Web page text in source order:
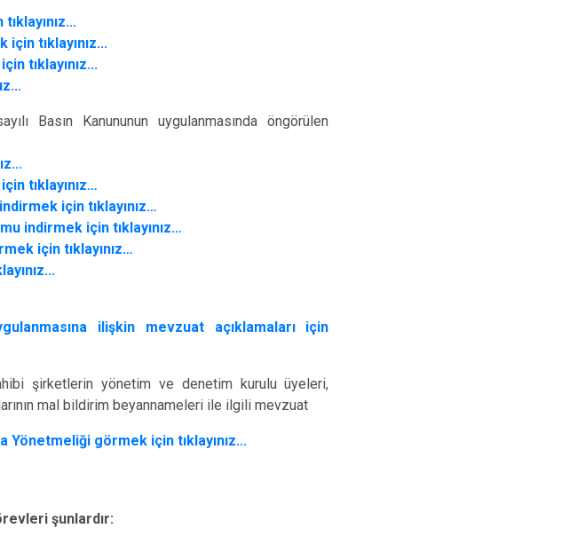
tıklayınız...
tıklayınız...
Basın Kanununun uygulanmasında öngörülen
tıklayınız…
için tıklayınız…
indirmek için tıklayınız…
için tıklayınız…
ilişkin mevzuat açıklamaları için
şirketlerin yönetim ve denetim kurulu üyeleri,
mal bildirim beyannameleri ile ilgili mevzuat
Yönetmeliği görmek için tıklayınız...
şunlardır: